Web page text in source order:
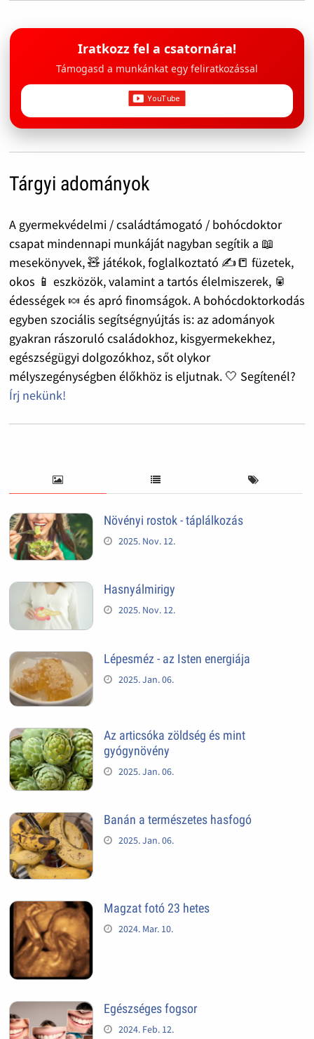
Iratkozz fel a csatornára!
Támogasd a munkánkat egy feliratkozással
Tárgyi adományok
A gyermekvédelmi / családtámogató / bohócdoktor
csapat mindennapi munkáját nagyban segítik a 📖
mesekönyvek, 🧸 játékok, foglalkoztató ✍️📒 füzetek,
okos 📱 eszközök, valamint a tartós élelmiszerek, 🥫
édességek 🍬 és apró finomságok. A bohócdoktorkodás
egyben szociális segítségnyújtás is: az adományok
gyakran rászoruló családokhoz, kisgyermekekhez,
egészségügyi dolgozókhoz, sőt olykor
mélyszegénységben élőkhöz is eljutnak. 🤍 Segítenél?
Írj nekünk!
Növényi rostok - táplálkozás
2025. Nov. 12.
Hasnyálmirigy
2025. Nov. 12.
Lépesméz - az Isten energiája
2025. Jan. 06.
Az articsóka zöldség és mint
gyógynövény
2025. Jan. 06.
Banán a természetes hasfogó
2025. Jan. 06.
Magzat fotó 23 hetes
2024. Mar. 10.
Egészséges fogsor
2024. Feb. 12.